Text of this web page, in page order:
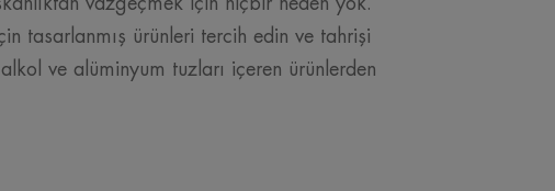
tasarlanmış ürünleri tercih edin ve tahrişi
ve alüminyum tuzları içeren ürünlerden